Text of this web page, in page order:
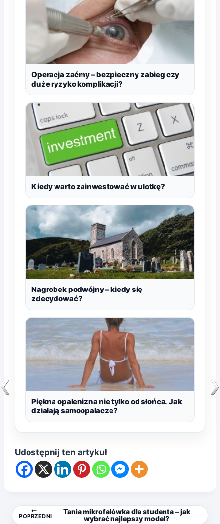
Operacja zaćmy – bezpieczny zabieg czy
duże ryzyko komplikacji?
Kiedy warto zainwestować w ulotkę?
Nagrobek podwójny – kiedy się
zdecydować?
Piękna opalenizna nie tylko od słońca. Jak
działają samoopalacze?
Udostępnij ten artykuł
Nawigacja
POPRZEDNI
Tania mikrofalówka dla studenta – jak
wybrać najlepszy model?